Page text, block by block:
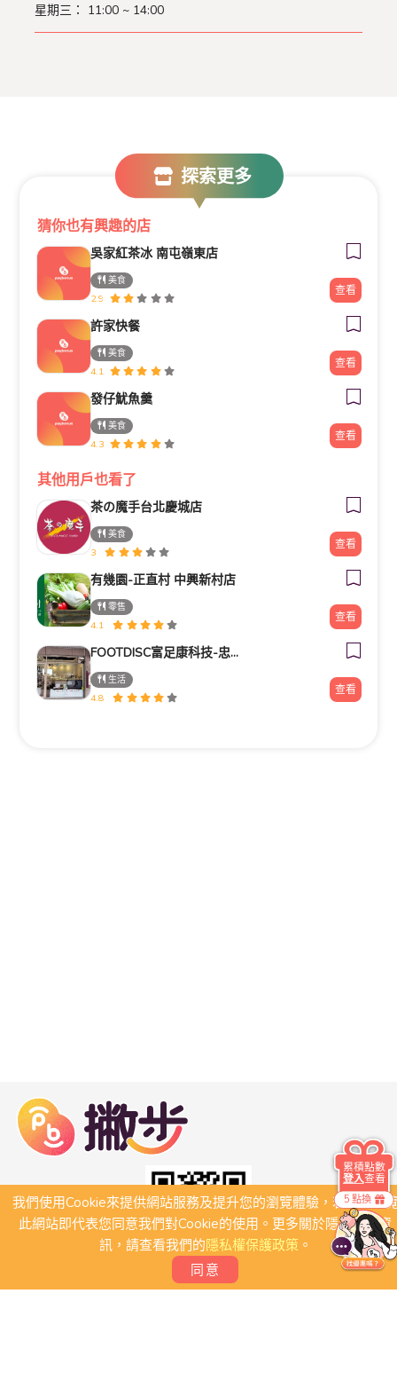
星期三： 11:00 ~ 14:00
探索更多
猜你也有興趣的店
吳家紅茶冰 南屯嶺東店
美食
2.9
查看
許家快餐
美食
4.1
查看
發仔魷魚羹
美食
4.3
查看
其他用戶也看了
茶の魔手台北慶城店
美食
3
查看
有幾園-正直村 中興新村店
零售
4.1
查看
FOOTDISC富足康科技-忠孝直營門市
生活
4.8
查看
我們使用Cookie來提供網站服務及提升您的瀏覽體驗，若繼續瀏
此網站即代表您同意我們對Cookie的使用。更多關於隱私保護資
訊，請查看我們的隱私權保護政策。
同意
5 點換
累積點數
登入查看